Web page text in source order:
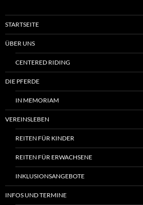
STARTSEITE
ÜBER UNS
CENTERED RIDING
DIE PFERDE
IN MEMORIAM
VEREINSLEBEN
REITEN FÜR KINDER
REITEN FÜR ERWACHSENE
INKLUSIONSANGEBOTE
INFOS UND TERMINE